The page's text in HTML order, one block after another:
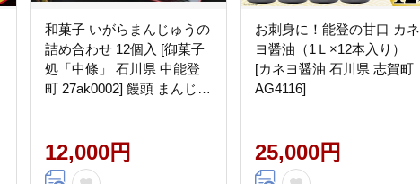
和菓子 いがらまんじゅうの
詰め合わせ 12個入 [御菓子
処「中條」 石川県 中能登
町 27ak0002] 饅頭 まんじゅ
12,000円
お刺身に！能登の甘口 カネ
ヨ醤油（1Ｌ×12本入り）
[カネヨ醤油 石川県 志賀町
AG4116]
25,000円